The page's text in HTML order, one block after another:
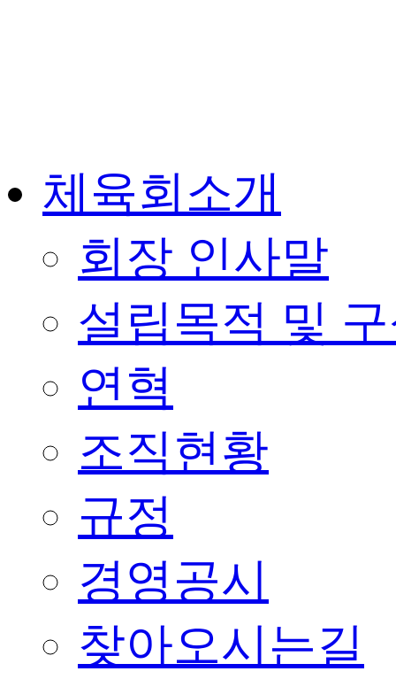
체육회소개
회장 인사말
설립목적 및
연혁
조직현황
규정
경영공시
찾아오시는길